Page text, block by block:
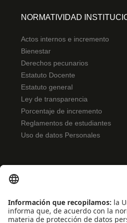
NORMATIVIDAD
Actos internos e incremento
Bienestar
Derechos pecunarios
Estatuto Docente
Estatuto general
Ley de transparencia
Porcentaje de incremento
Reglamentos de estudiantes
Uso de datos Personales
Noticias
Eventos